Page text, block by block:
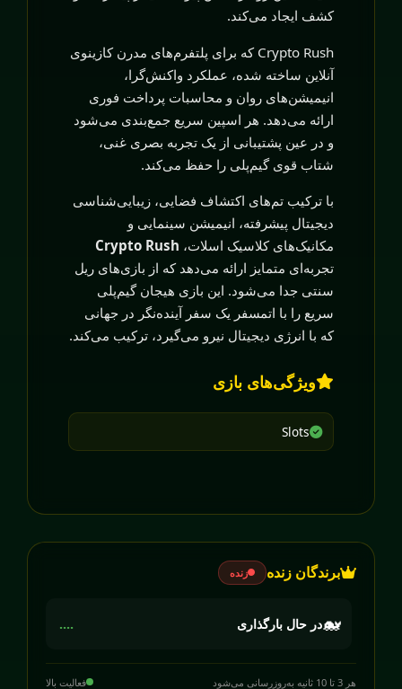
کشف ایجاد می‌کند.
Crypto Rush که برای پلتفرم‌های مدرن کازینوی
آنلاین ساخته شده، عملکرد واکنش‌گرا،
انیمیشن‌های روان و محاسبات پرداخت فوری
ارائه می‌دهد. هر اسپین سریع جمع‌بندی می‌شود
و در عین پشتیبانی از یک تجربه بصری غنی،
شتاب قوی گیم‌پلی را حفظ می‌کند.
با ترکیب تم‌های اکتشاف فضایی، زیبایی‌شناسی
دیجیتال پیشرفته، انیمیشن سینمایی و
مکانیک‌های کلاسیک اسلات، Crypto Rush
تجربه‌ای متمایز ارائه می‌دهد که از بازی‌های ریل
سنتی جدا می‌شود. این بازی هیجان گیم‌پلی
سریع را با اتمسفر یک سفر آینده‌نگر در جهانی
که با انرژی دیجیتال نیرو می‌گیرد، ترکیب می‌کند.
ویژگی‌های بازی
Slots
برندگان زنده زنده
🐋در حال بارگذاری ....
هر 3 تا 10 ثانیه به‌روزرسانی می‌شود فعالیت بالا